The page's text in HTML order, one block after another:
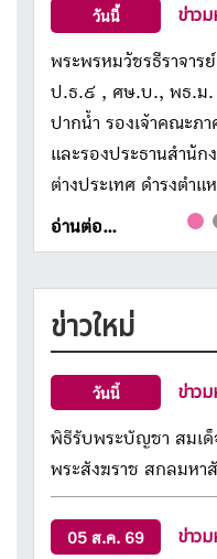
วันนี้ ข่าว
พระพรหมวัชรธีราจา
ป.ธ.๙ , ศษ.บ., พธ.ม.
ปากน้ำ รองเจ้าคณะภ
และรองประธานสำนัก
ต่างประเทศ ดำรงตำ
จุฬาลงกรณราชวิทยา
ตำแหน่งสมัยที่ 3 ติดต่
อ่านต่อ...
ข่าวใหม่
วันนี้ ข่าว
พิธีรับพระบัญชา สมเ
พระสังฆราช สกลมหา
มหาวิทยาลัยมหาจุฬา
05 ส.ค. 69 ข่าว